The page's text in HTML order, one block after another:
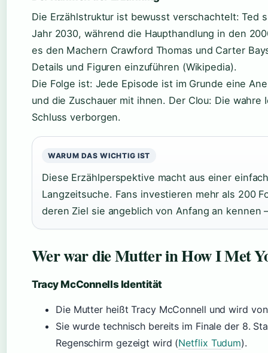
Die Erzählstruktur ist bewusst verschachtelt: Ted
Jahr 2030, während die Haupthandlung in den
es den Machern Crawford Thomas und Carter
Details und Figuren einzuführen (Wikipedia).
Die Folge ist: Jede Episode ist im Grunde eine
und die Zuschauer mit ihnen. Der Clou: Die
Schluss verborgen.
WARUM DAS WICHTIG IST
Diese Erzählperspektive macht aus einer
Langzeitsuche. Fans investieren mehr als 200
deren Ziel sie angeblich von Anfang an kennen
Wer war die Mutter in How I Met
Tracy McConnells Identität
Die Mutter heißt Tracy McConnell und wird
Sie wurde technisch bereits im Finale der 8.
Regenschirm gezeigt wird (Netflix Tudum).